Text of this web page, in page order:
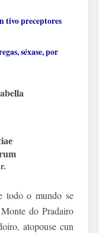
tivo preceptores
séxase, por
todo o mundo se
do Pradairo
atopouse cun